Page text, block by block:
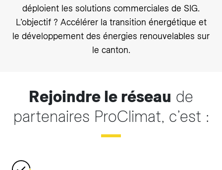
déploient les solutions commerciales de SIG.
L’objectif ? Accélérer la transition énergétique et
le développement des énergies renouvelables sur
le canton.
Rejoindre le réseau de
partenaires ProClimat, c’est :